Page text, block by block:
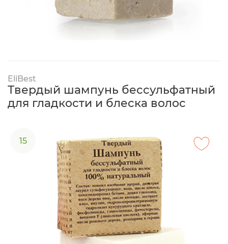
EliBest
Твердый шампунь бессульфатный
для гладкости и блеска волос
15